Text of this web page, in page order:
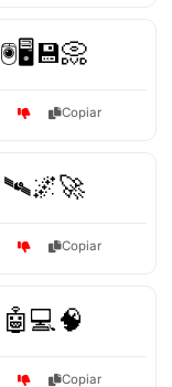
🖲️🖥️💾📀
Copiar
🛰️🌌🚀
Copiar
🤖💻🧠
Copiar